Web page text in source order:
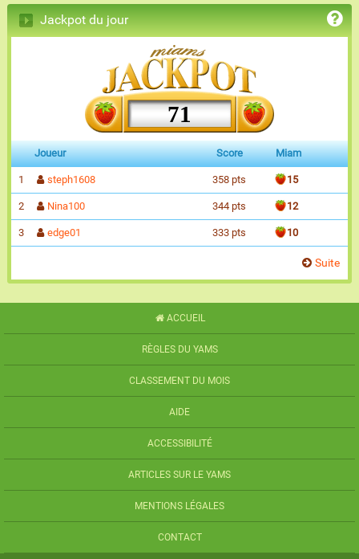
Jackpot du jour
71
Joueur Score Miam
1 steph1608 358 pts 15
2 Nina100 344 pts 12
3 edge01 333 pts 10
Suite
ACCUEIL
RÈGLES DU YAMS
CLASSEMENT DU MOIS
AIDE
ACCESSIBILITÉ
ARTICLES SUR LE YAMS
MENTIONS LÉGALES
CONTACT